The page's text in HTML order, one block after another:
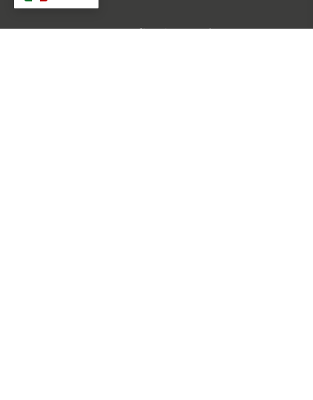
2024 © Ecografía Crítica Head-to-Toe